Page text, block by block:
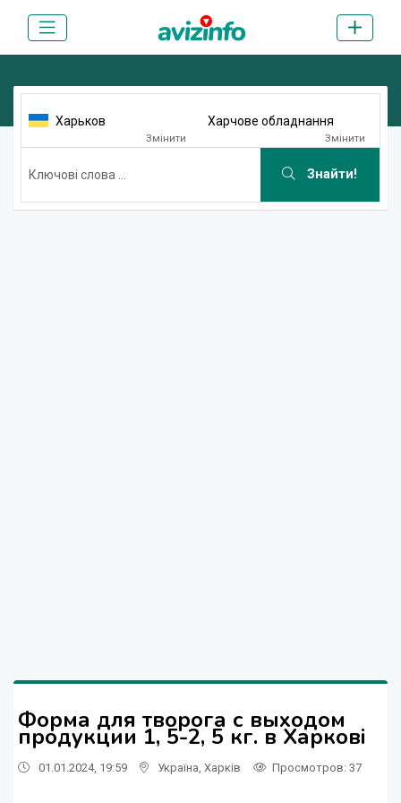
Харьков
Змінити
Харчове обладнання
Змінити
Знайти!
Форма для творога с выходом
продукции 1, 5-2, 5 кг. в Харкові
01.01.2024, 19:59 Україна Харків Просмотров: 37